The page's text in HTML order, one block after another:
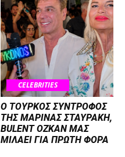
CELEBRITIES
Ο ΤΟΥΡΚΟΣ ΣΥΝΤΡΟΦΟΣ
ΤΗΣ ΜΑΡΙΝΑΣ ΣΤΑΥΡΑΚΗ,
BULENT OZKAN ΜΑΣ
ΜΙΛΑΕΙ ΓΙΑ ΠΡΩΤΗ ΦΟΡΑ